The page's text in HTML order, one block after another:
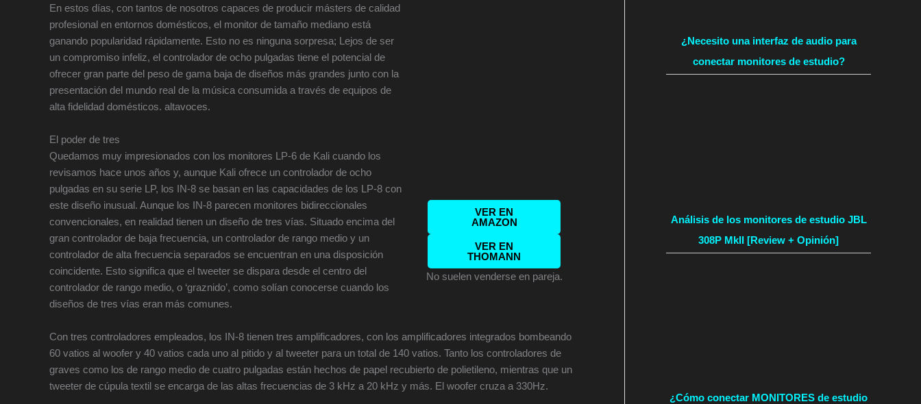
En estos días, con tantos de nosotros capaces de producir másters de calidad
profesional en entornos domésticos, el monitor de tamaño mediano está
ganando popularidad rápidamente. Esto no es ninguna sorpresa; Lejos de ser
un compromiso infeliz, el controlador de ocho pulgadas tiene el potencial de
ofrecer gran parte del peso de gama baja de diseños más grandes junto con la
presentación del mundo real de la música consumida a través de equipos de
alta fidelidad domésticos. altavoces.
El poder de tres
Quedamos muy impresionados con los monitores LP-6 de Kali cuando los
revisamos hace unos años y, aunque Kali ofrece un controlador de ocho
pulgadas en su serie LP, los IN-8 se basan en las capacidades de los LP-8 con
este diseño inusual. Aunque los IN-8 parecen monitores bidireccionales
convencionales, en realidad tienen un diseño de tres vías. Situado encima del
gran controlador de baja frecuencia, un controlador de rango medio y un
controlador de alta frecuencia separados se encuentran en una disposición
coincidente. Esto significa que el tweeter se dispara desde el centro del
controlador de rango medio, o ‘graznido’, como solían conocerse cuando los
diseños de tres vías eran más comunes.
VER EN
AMAZON
VER EN
THOMANN
No suelen venderse en pareja.
Con tres controladores empleados, los IN-8 tienen tres amplificadores, con los amplificadores integrados bombeando
60 vatios al woofer y 40 vatios cada uno al pitido y al tweeter para un total de 140 vatios. Tanto los controladores de
graves como los de rango medio de cuatro pulgadas están hechos de papel recubierto de polietileno, mientras que un
tweeter de cúpula textil se encarga de las altas frecuencias de 3 kHz a 20 kHz y más. El woofer cruza a 330Hz.
¿Necesito una interfaz de audio para
conectar monitores de estudio?
Análisis de los monitores de estudio JBL
308P MkII [Review + Opinión]
¿Cómo conectar MONITORES de estudio